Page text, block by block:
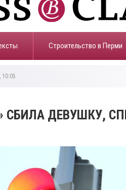
Строительство в Перми
10:05
СБИЛА ДЕВУШКУ,